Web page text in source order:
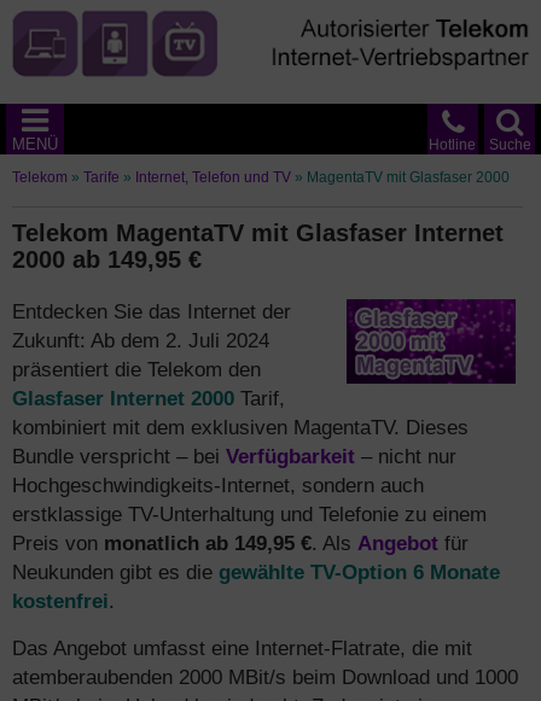
Suche
Hotline
MENÜ
Telekom » Tarife » Internet, Telefon und TV » MagentaTV mit Glasfaser 2000
Telekom MagentaTV mit Glasfaser Internet
2000 ab 149,95 €
Entdecken Sie das Internet der
Zukunft: Ab dem 2. Juli 2024
präsentiert die Telekom den
Glasfaser Internet 2000 Tarif,
kombiniert mit dem exklusiven MagentaTV. Dieses
Bundle verspricht – bei Verfügbarkeit – nicht nur
Hochgeschwindigkeits-Internet, sondern auch
erstklassige TV-Unterhaltung und Telefonie zu einem
Preis von monatlich ab 149,95 €. Als Angebot für
Neukunden gibt es die gewählte TV-Option 6 Monate
kostenfrei.
Das Angebot umfasst eine Internet-Flatrate, die mit
atemberaubenden 2000 MBit/s beim Download und 1000